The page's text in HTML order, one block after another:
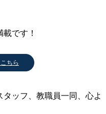
です！
ちら
ッフ、教職員一同、心よ